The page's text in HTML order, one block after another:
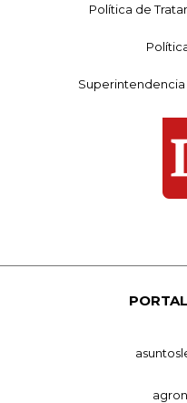
Política de